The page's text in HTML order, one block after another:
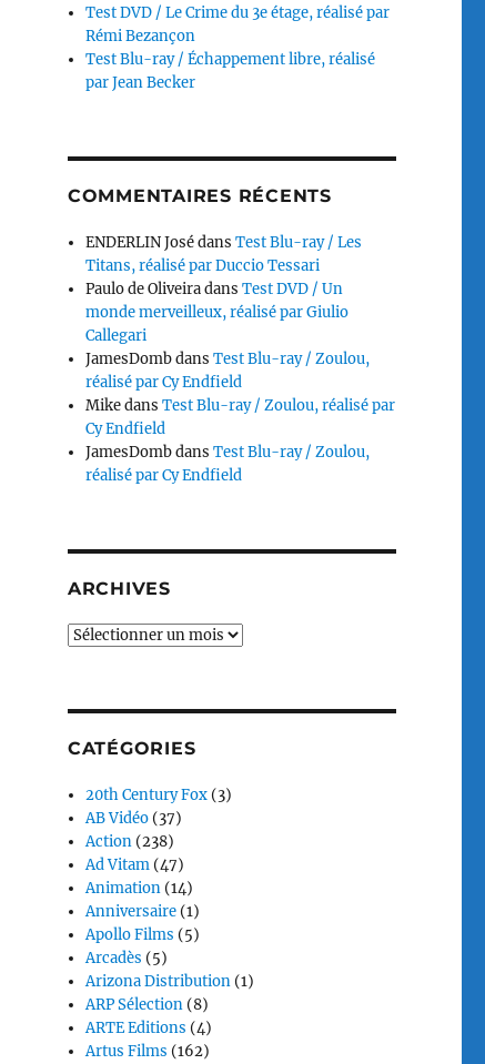
Test DVD / Le Crime du 3e étage, réalisé par
Rémi Bezançon
Test Blu-ray / Échappement libre, réalisé
par Jean Becker
COMMENTAIRES RÉCENTS
ENDERLIN JosédansTest Blu-ray / Les
Titans, réalisé par Duccio Tessari
Paulo de OliveiradansTest DVD / Un
monde merveilleux, réalisé par Giulio
Callegari
JamesDombdansTest Blu-ray / Zoulou,
réalisé par Cy Endfield
MikedansTest Blu-ray / Zoulou, réalisé par
Cy Endfield
JamesDombdansTest Blu-ray / Zoulou,
réalisé par Cy Endfield
ARCHIVES
Archives
CATÉGORIES
20th Century Fox (3)
AB Vidéo (37)
Action (238)
Ad Vitam (47)
Animation (14)
Anniversaire (1)
Apollo Films (5)
Arcadès (5)
Arizona Distribution (1)
ARP Sélection (8)
ARTE Editions (4)
Artus Films (162)